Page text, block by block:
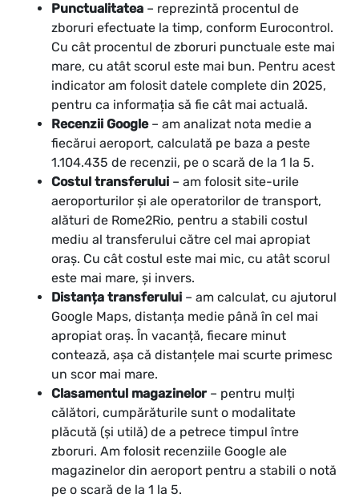
Punctualitatea – reprezintă procentul de
zboruri efectuate la timp, conform Eurocontrol.
Cu cât procentul de zboruri punctuale este mai
mare, cu atât scorul este mai bun. Pentru acest
indicator am folosit datele complete din 2025,
pentru ca informația să fie cât mai actuală.
Recenzii Google– am analizat nota medie a
fiecărui aeroport, calculată pe baza a peste
1.104.435 de recenzii, pe o scară de la 1 la 5.
Costul transferului – am folosit site-urile
aeroporturilor și ale operatorilor de transport,
alături de Rome2Rio, pentru a stabili costul
mediu al transferului către cel mai apropiat
oraș. Cu cât costul este mai mic, cu atât scorul
este mai mare, și invers.
Distanța transferului – am calculat, cu ajutorul
Google Maps, distanța medie până în cel mai
apropiat oraș. În vacanță, fiecare minut
contează, așa că distanțele mai scurte primesc
un scor mai mare.
Clasamentul magazinelor– pentru mulți
călători, cumpărăturile sunt o modalitate
plăcută (și utilă) de a petrece timpul între
zboruri. Am folosit recenziile Google ale
magazinelor din aeroport pentru a stabili o notă
pe o scară de la 1 la 5.